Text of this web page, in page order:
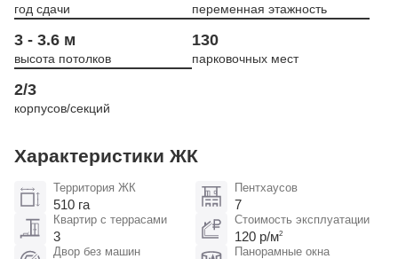
год сдачи переменная этажность
3 - 3.6 м
высота потолков
130
парковочных мест
2/3
корпусов/секций
Характеристики ЖК
Территория ЖК
510 га
Пентхаусов
7
Квартир с террасами
3
Стоимость эксплуатации
120 р/м2
Двор без машин Панорамные окна